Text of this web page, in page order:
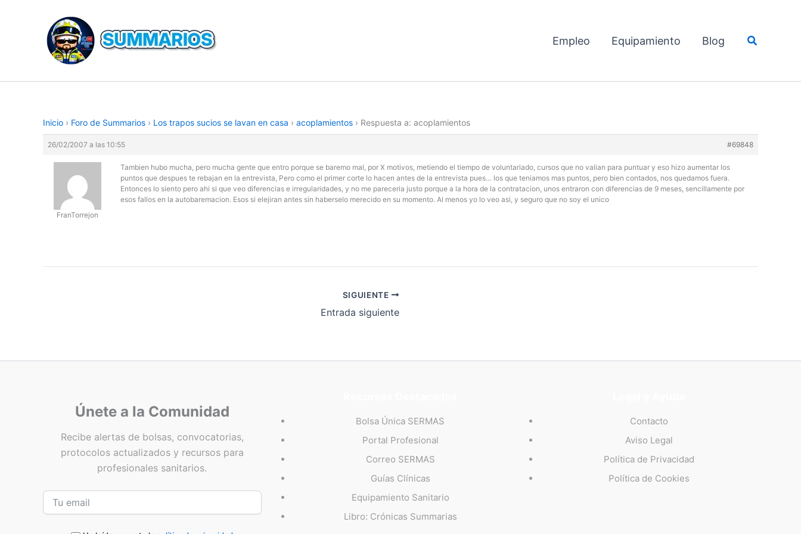
contenido
Empleo Equipamiento Blog Buscar
Inicio › Foro de Summarios › Los trapos sucios se lavan en casa › acoplamientos › Respuesta a: acoplamientos
26/02/2007 a las 10:55 #69848
FranTorrejon
Tambien hubo mucha, pero mucha gente que entro porque se baremo mal, por X motivos, metiendo el tiempo de voluntariado, cursos que no valian para puntuar y eso hizo aumentar los
puntos que despues te rebajan en la entrevista, Pero como el primer corte lo hacen antes de la entrevista pues… los que teniamos mas puntos, pero bien contados, nos quedamos fuera.
Entonces lo siento pero ahi si que veo diferencias e irregularidades, y no me pareceria justo porque a la hora de la contratacion, unos entraron con diferencias de 9 meses, sencillamente por
esos fallos en la autobaremacion. Esos si elejiran antes sin haberselo merecido en su momento. Al menos yo lo veo asi, y seguro que no soy el unico
SIGUIENTE
Entrada siguiente
Únete a la Comunidad
Recibe alertas de bolsas, convocatorias,
protocolos actualizados y recursos para
profesionales sanitarios.
Bolsa Única SERMAS
Portal Profesional
Correo SERMAS
Guías Clínicas
Equipamiento Sanitario
Libro: Crónicas Summarias
Contacto
Aviso Legal
Política de Privacidad
Política de Cookies